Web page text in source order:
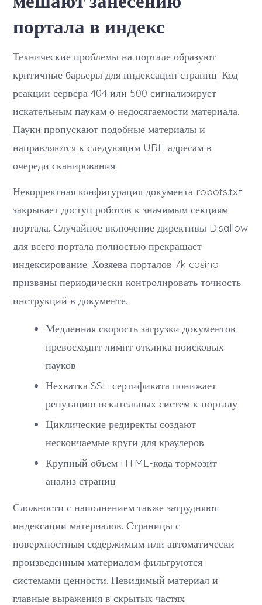
портала в индекс
Технические проблемы на портале образуют
критичные барьеры для индексации страниц. Код
реакции сервера 404 или 500 сигнализирует
искательным паукам о недосягаемости материала.
Пауки пропускают подобные материалы и
направляются к следующим URL-адресам в
очереди сканирования.
Некорректная конфигурация документа robots.txt
закрывает доступ роботов к значимым секциям
портала. Случайное включение директивы Disallow
для всего портала полностью прекращает
индексирование. Хозяева порталов 7k casino
призваны периодически контролировать точность
инструкций в документе.
Медленная скорость загрузки документов
превосходит лимит отклика поисковых
пауков
Нехватка SSL-сертификата понижает
репутацию искательных систем к порталу
Циклические редиректы создают
нескончаемые круги для краулеров
Крупный объем HTML-кода тормозит
анализ страниц
Сложности с наполнением также затрудняют
индексации материалов. Страницы с
поверхностным содержимым или автоматически
произведенным материалом фильтруются
системами ценности. Невидимый материал и
главные выражения в скрытых частях